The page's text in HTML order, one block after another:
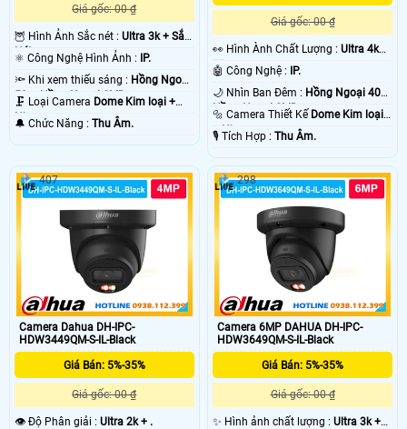
Giá gốc: 00 ₫
🦉 Hình Ảnh Sắc nét : Ultra 3k + Sắc
Nét .
⚛️ Công Nghệ Hình Ảnh : IP.
🔦 Khi xem thiếu sáng : Hồng Ngoại
50m Hồng Ngoại SMD.
🗜️ Loại Camera Dome Kim loại +
Nhựa.
️🔔 Chức Năng : Thu Âm.
Giá gốc: 00 ₫
️👀 Hình Ành Chất Lượng :Ultra 4k
👍🏾 .
🤖️ Công Nghệ : IP.
🌙 Nhìn Ban Đêm : Hồng Ngoại 40m
Hồng Ngoại SMD.
🔩 Camera Thiết Kế Dome Kim loại
+ Nhựa.
️🎙 Tích Hợp :Thu Âm.
Camera Dahua DH-IPC-
HDW3449QM-S-IL-Black
Giá Bán: 5%-35%
Giá gốc: 00 ₫
👁 Độ Phân giải : Ultra 2k + .
407
Camera 6MP DAHUA DH-IPC-
HDW3649QM-S-IL-Black
Giá Bán: 5%-35%
Giá gốc: 00 ₫
✨ Hình ảnh chất lượng :Ultra 3k +
298